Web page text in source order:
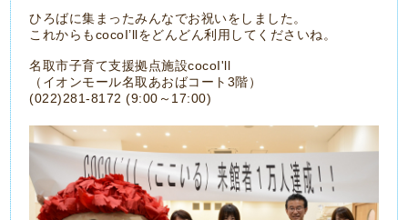
ひろばに集まったみんなでお祝いをしました。
これからもcocoI’llをどんどん利用してくださいね。
名取市子育て支援拠点施設cocoI'll
（イオンモール名取あおばコート3階）
(022)281-8172 (9:00～17:00)